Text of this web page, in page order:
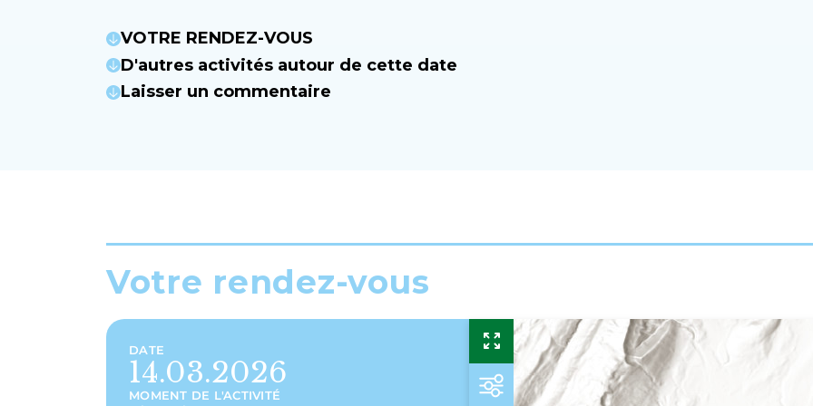
VOTRE RENDEZ-VOUS
D'autres activités autour de cette date
Laisser un commentaire
Votre rendez-vous
DATE
14.03.2026
MOMENT DE L'ACTIVITÉ